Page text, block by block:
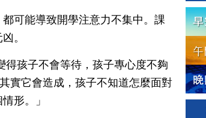
可能導致開學注意力不集中。課
。
得孩子不會等待，孩子專心度不夠
實它會造成，孩子不知道怎麼面對
形。」